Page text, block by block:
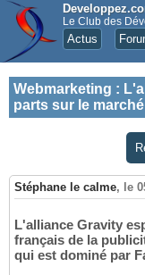
Le Club des
Actus
Webmarketing :
parts sur le
Stéphane le calme, le
L'alliance Gravity
français de la
qui est dominé par